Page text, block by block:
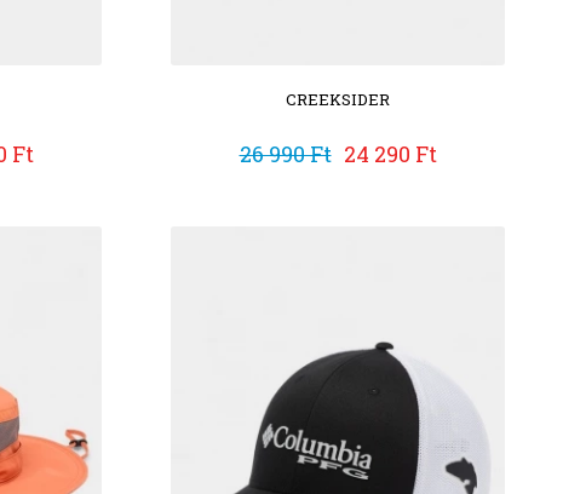
Ft
CREEKSIDER
26 990 Ft 24 290 Ft